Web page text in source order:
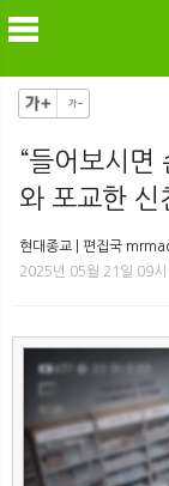
메
“들어보시면
와 포교한 신
현대종교 | 편집국
2025년 05월 21일 09시